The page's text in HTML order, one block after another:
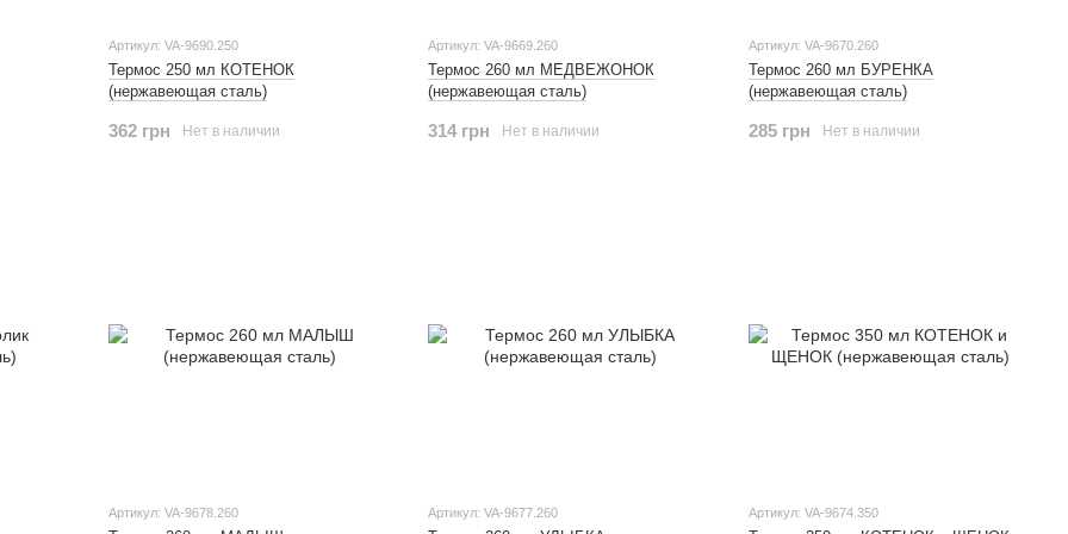
Артикул: VA-9690.250
Термос 250 мл КОТЕНОК
(нержавеющая сталь)
362 грн Нет в наличии
Артикул: VA-9669.260
Термос 260 мл МЕДВЕЖОНОК
(нержавеющая сталь)
314 грн Нет в наличии
Артикул: VA-9670.260
Термос 260 мл БУРЕНКА
(нержавеющая сталь)
285 грн Нет в наличии
Артикул: VA-9678.260 Артикул: VA-9677.260 Артикул: VA-9674.350